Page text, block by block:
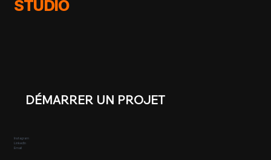
STUDIO
DÉMARRER UN PROJET
Instagram
LinkedIn
Email